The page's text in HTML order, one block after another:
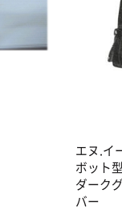
エヌ.イ
ボット
ダーク
バー